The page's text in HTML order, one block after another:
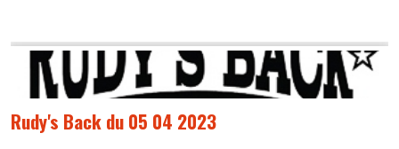
Rudy's Back du 05 04 2023